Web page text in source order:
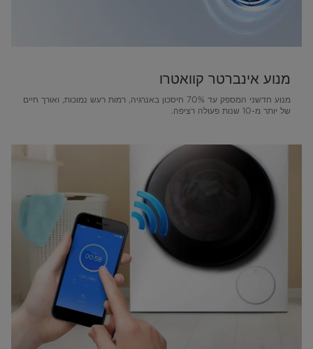
מנוע אינברטר קוואטרו
מנוע חדשני המספק עד 70% חיסכון באנרגיה, רמות רעש נמוכות, ואורך חיים
של יותר מ-10 שנות פעולה רציפה.